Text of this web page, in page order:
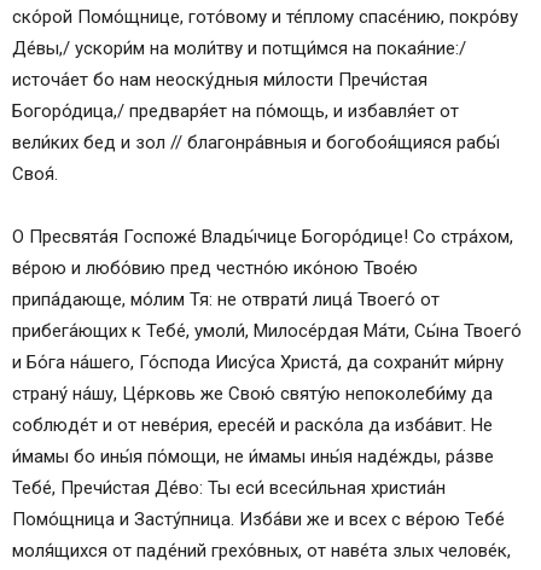
ско́рой Помо́щнице, гото́вому и те́плому спасе́нию, покро́ву
Де́вы,/ ускори́м на моли́тву и потщи́мся на покая́ние:/
источа́ет бо нам неоску́дныя ми́лости Пречи́стая
Богоро́дица,/ предваря́ет на по́мощь, и избавля́ет от
вели́ких бед и зол // благонра́вныя и богобоя́щияся рабы́
Своя́.
О Пресвята́я Госпоже́ Влады́чице Богоро́дице! Со стра́хом,
ве́рою и любо́вию пред честно́ю ико́ною Твое́ю
припа́дающе, мо́лим Тя: не отврати́ лица́ Твоего́ от
прибега́ющих к Тебе́, умоли́, Милосе́рдая Ма́ти, Сы́на Твоего́
и Бо́га на́шего, Го́спода Иису́са Христа́, да сохрани́т ми́рну
страну́ на́шу, Це́рковь же Свою́ святу́ю непоколеби́му да
соблюде́т и от неве́рия, ересе́й и раско́ла да изба́вит. Не
и́мамы бо ины́я по́мощи, не и́мамы ины́я наде́жды, ра́зве
Тебе́, Пречи́стая Де́во: Ты еси́ всеси́льная христиа́н
Помо́щница и Засту́пница. Изба́ви же и всех с ве́рою Тебе́
моля́щихся от паде́ний грехо́вных, от наве́та злых челове́к,